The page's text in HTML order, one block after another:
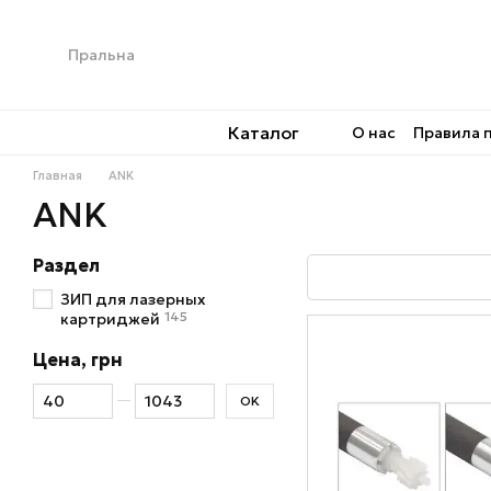
Каталог О нас Правила
Главная ANK
ANK
Раздел
ЗИП для лазерных
картриджей 145
Цена, грн
От Цена, грн
До Цена, грн OK